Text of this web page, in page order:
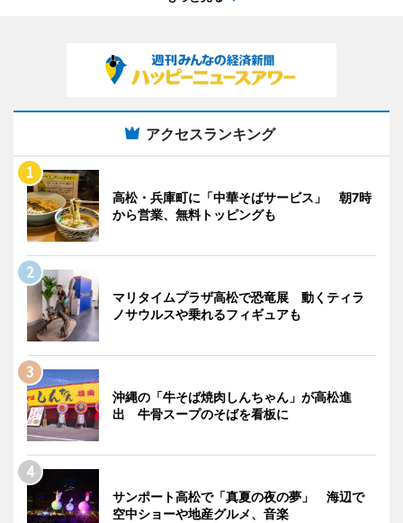
アクセスランキング
高松・兵庫町に「中華そばサービス」 朝7時
から営業、無料トッピングも
マリタイムプラザ高松で恐竜展 動くティラ
ノサウルスや乗れるフィギュアも
沖縄の「牛そば焼肉しんちゃん」が高松進
出 牛骨スープのそばを看板に
サンポート高松で「真夏の夜の夢」 海辺で
空中ショーや地産グルメ、音楽